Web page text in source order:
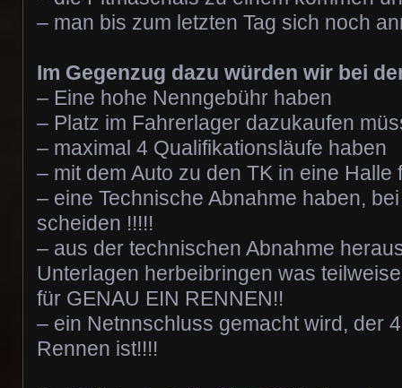
– man bis zum letzten Tag sich noch
Im Gegenzug dazu würden wir bei
– Eine hohe Nenngebühr haben
– Platz im Fahrerlager dazukaufen
– maximal 4 Qualifikationsläufe haben
– mit dem Auto zu den TK in eine Halle
– eine Technische Abnahme haben,
scheiden !!!!!
– aus der technischen Abnahme
Unterlagen herbeibringen was
für GENAU EIN RENNEN!!
– ein Netnnschluss gemacht wird, der
Rennen ist!!!!